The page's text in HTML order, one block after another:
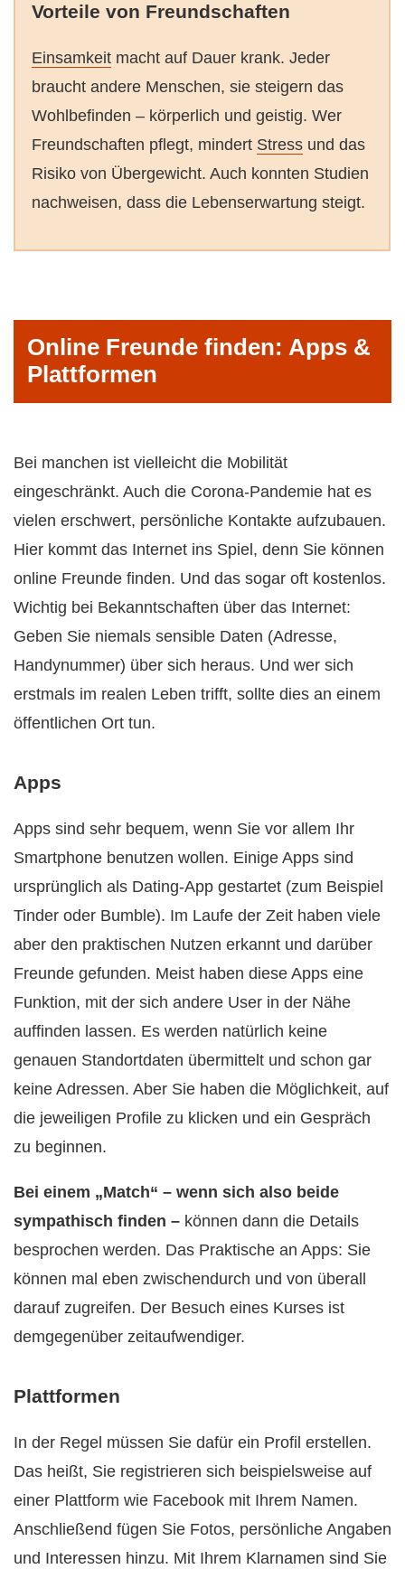
Vorteile von Freundschaften
Einsamkeit macht auf Dauer krank. Jeder
braucht andere Menschen, sie steigern das
Wohlbefinden – körperlich und geistig. Wer
Freundschaften pflegt, mindert Stress und das
Risiko von Übergewicht. Auch konnten Studien
nachweisen, dass die Lebenserwartung steigt.
Online Freunde finden: Apps &
Plattformen
Bei manchen ist vielleicht die Mobilität
eingeschränkt. Auch die Corona-Pandemie hat es
vielen erschwert, persönliche Kontakte aufzubauen.
Hier kommt das Internet ins Spiel, denn Sie können
online Freunde finden. Und das sogar oft kostenlos.
Wichtig bei Bekanntschaften über das Internet:
Geben Sie niemals sensible Daten (Adresse,
Handynummer) über sich heraus. Und wer sich
erstmals im realen Leben trifft, sollte dies an einem
öffentlichen Ort tun.
Apps
Apps sind sehr bequem, wenn Sie vor allem Ihr
Smartphone benutzen wollen. Einige Apps sind
ursprünglich als Dating-App gestartet (zum Beispiel
Tinder oder Bumble). Im Laufe der Zeit haben viele
aber den praktischen Nutzen erkannt und darüber
Freunde gefunden. Meist haben diese Apps eine
Funktion, mit der sich andere User in der Nähe
auffinden lassen. Es werden natürlich keine
genauen Standortdaten übermittelt und schon gar
keine Adressen. Aber Sie haben die Möglichkeit, auf
die jeweiligen Profile zu klicken und ein Gespräch
zu beginnen.
Bei einem „Match“ – wenn sich also beide
sympathisch finden – können dann die Details
besprochen werden. Das Praktische an Apps: Sie
können mal eben zwischendurch und von überall
darauf zugreifen. Der Besuch eines Kurses ist
demgegenüber zeitaufwendiger.
Plattformen
In der Regel müssen Sie dafür ein Profil erstellen.
Das heißt, Sie registrieren sich beispielsweise auf
einer Plattform wie Facebook mit Ihrem Namen.
Anschließend fügen Sie Fotos, persönliche Angaben
und Interessen hinzu. Mit Ihrem Klarnamen sind Sie